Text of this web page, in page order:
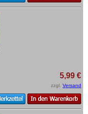
5,99 €
zzgl. Versand